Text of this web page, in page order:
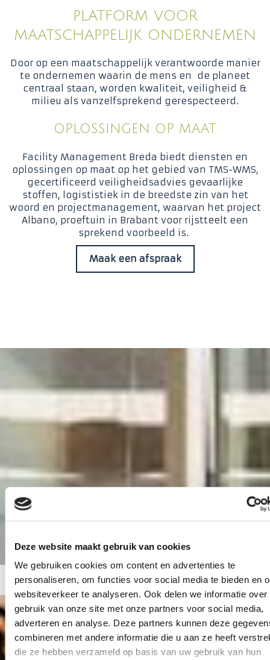
Deze website maakt gebruik van cookies
We gebruiken cookies om content en advertenties te
personaliseren, om functies voor social media te bieden en
websiteverkeer te analyseren. Ook delen we informatie over
gebruik van onze site met onze partners voor social media,
adverteren en analyse. Deze partners kunnen deze
combineren met andere informatie die u aan ze heeft
die ze hebben verzameld op basis van uw gebruik van hun
PLATFORM VOOR
MAATSCHAPPELIJK ONDERNEMEN
Door op een maatschappelijk verantwoorde manier
te ondernemen waarin de mens en de planeet
centraal staan, worden kwaliteit, veiligheid &
milieu als vanzelfsprekend gerespecteerd.
OPLOSSINGEN OP MAAT
Facility Management Breda biedt diensten en
oplossingen op maat op het gebied van TMS-WMS,
gecertificeerd veiligheidsadvies gevaarlijke
stoffen, logististiek in de breedste zin van het
woord en projectmanagement, waarvan het project
Albano, proeftuin in Brabant voor rijstteelt een
sprekend voorbeeld is.
Maak een afspraak
TMS - WMS